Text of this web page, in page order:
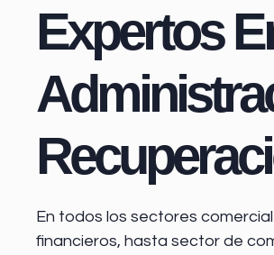
Expertos
En todos los sectores
financieros, hasta sector de